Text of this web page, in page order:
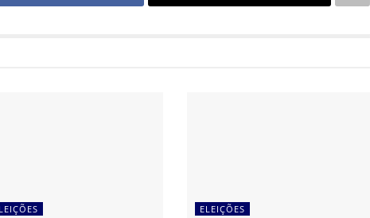
ELEIÇÕES